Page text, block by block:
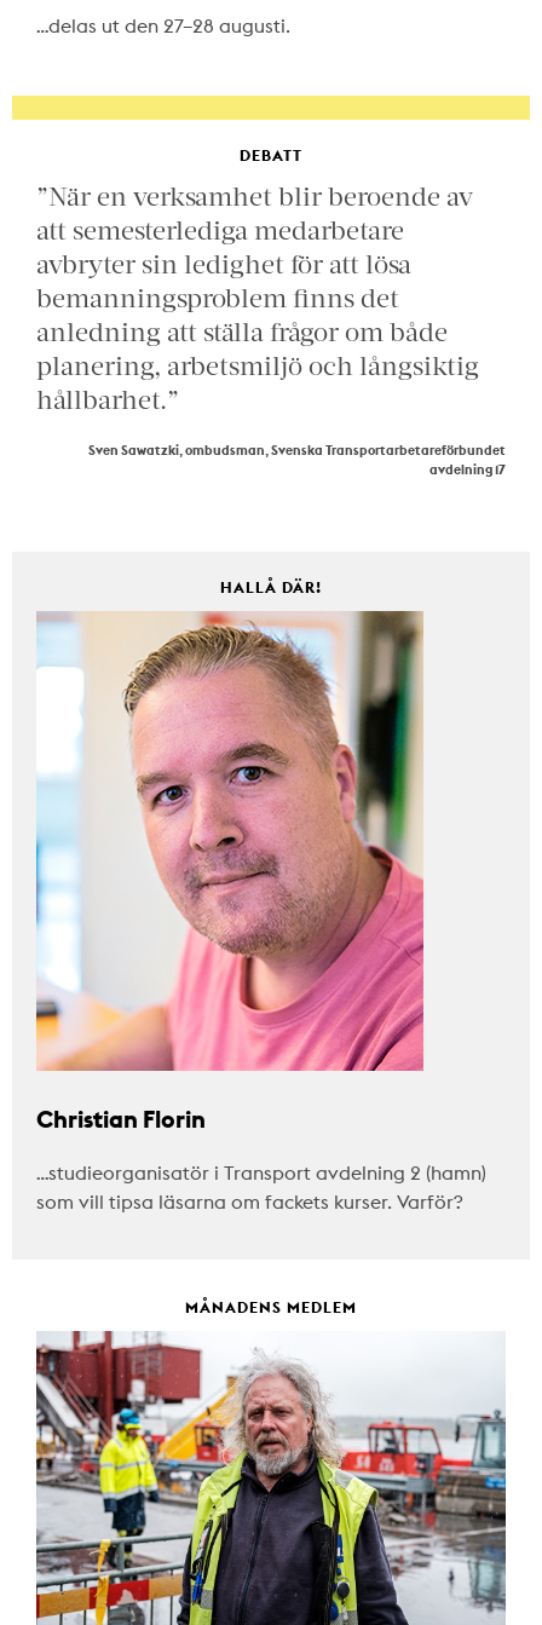
…delas ut den 27–28 augusti.
DEBATT
”När en verksamhet blir beroende av
att semesterlediga medarbetare
avbryter sin ledighet för att lösa
bemanningsproblem finns det
anledning att ställa frågor om både
planering, arbetsmiljö och långsiktig
hållbarhet.”
Sven Sawatzki, ombudsman, Svenska Transportarbetareförbundet
avdelning 17
HALLÅ DÄR!
Christian Florin
…studieorganisatör i Transport avdelning 2 (hamn)
som vill tipsa läsarna om fackets kurser. Varför?
MÅNADENS MEDLEM